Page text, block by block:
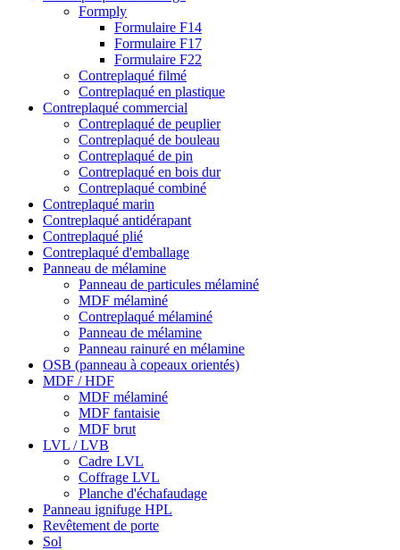
Formply
Formulaire F14
Formulaire F17
Formulaire F22
Contreplaqué filmé
Contreplaqué en plastique
Contreplaqué commercial
Contreplaqué de peuplier
Contreplaqué de bouleau
Contreplaqué de pin
Contreplaqué en bois dur
Contreplaqué combiné
Contreplaqué marin
Contreplaqué antidérapant
Contreplaqué plié
Contreplaqué d'emballage
Panneau de mélamine
Panneau de particules mélaminé
MDF mélaminé
Contreplaqué mélaminé
Panneau de mélamine
Panneau rainuré en mélamine
OSB (panneau à copeaux orientés)
MDF / HDF
MDF mélaminé
MDF fantaisie
MDF brut
LVL / LVB
Cadre LVL
Coffrage LVL
Planche d'échafaudage
Panneau ignifuge HPL
Revêtement de porte
Sol